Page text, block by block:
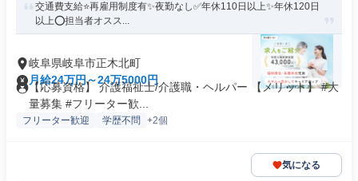
交通費支給⭐️再雇用制度有✨夜勤なし✅️年休110日以上✨年休120日
以上⭕️担当者オスス...
岐阜県岐阜市正木北町
月給24万円～24万5000円
【応募資格】 介護福祉士/介護職・ヘルパー 【メリット】 #大
量募集 #フリーター歓...
フリーター歓迎 学歴不問 +2個
気になる